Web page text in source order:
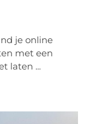
je online
met een
laten ...